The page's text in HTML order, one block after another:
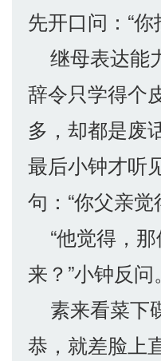
先开口问：“
继母表达能
辞令只学得个
多，却都是废
最后小钟才听
句：“你父亲
“他觉得，那
来？”小钟反问。
素来看菜下
恭，就差脸上